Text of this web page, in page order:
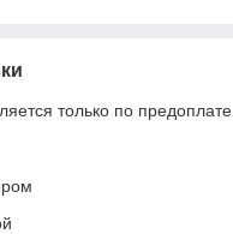
только по предоплате.